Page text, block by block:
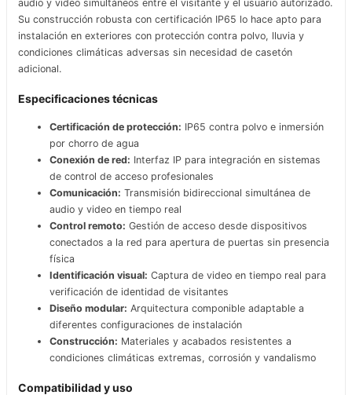
audio y video simultáneos entre el visitante y el usuario autorizado.
Su construcción robusta con certificación IP65 lo hace apto para
instalación en exteriores con protección contra polvo, lluvia y
condiciones climáticas adversas sin necesidad de casetón
adicional.
Especificaciones técnicas
Certificación de protección: IP65 contra polvo e inmersión
por chorro de agua
Conexión de red: Interfaz IP para integración en sistemas
de control de acceso profesionales
Comunicación: Transmisión bidireccional simultánea de
audio y video en tiempo real
Control remoto: Gestión de acceso desde dispositivos
conectados a la red para apertura de puertas sin presencia
física
Identificación visual: Captura de video en tiempo real para
verificación de identidad de visitantes
Diseño modular: Arquitectura componible adaptable a
diferentes configuraciones de instalación
Construcción: Materiales y acabados resistentes a
condiciones climáticas extremas, corrosión y vandalismo
Compatibilidad y uso